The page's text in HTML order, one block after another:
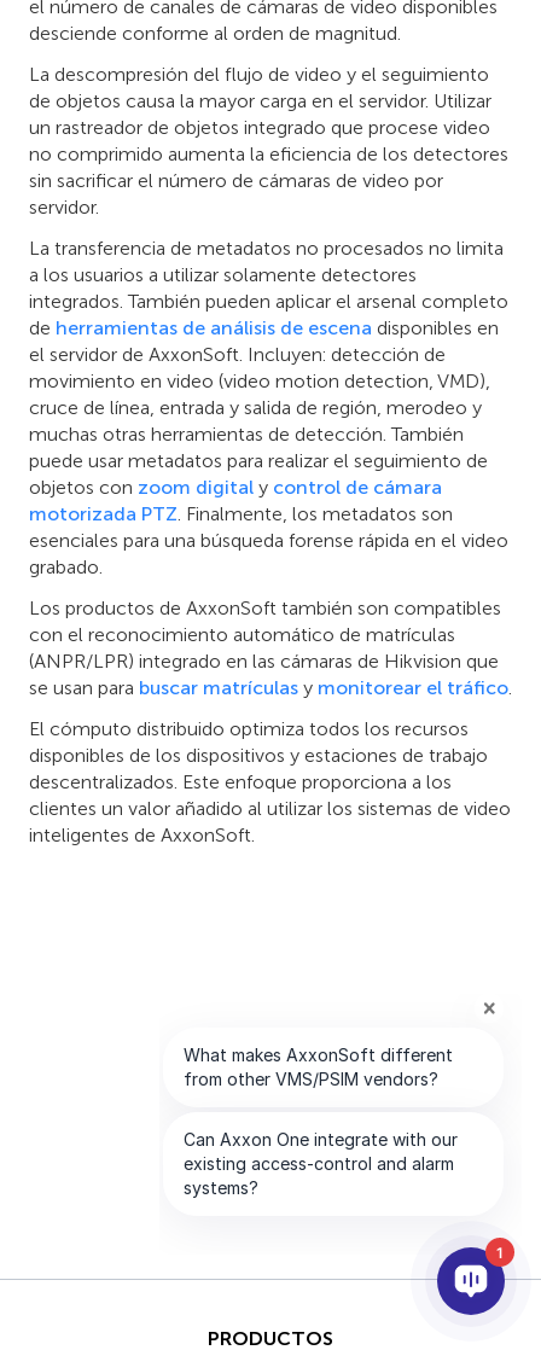
el número de canales de cámaras de video disponibles
desciende conforme al orden de magnitud.
La descompresión del flujo de video y el seguimiento
de objetos causa la mayor carga en el servidor. Utilizar
un rastreador de objetos integrado que procese video
no comprimido aumenta la eficiencia de los detectores
sin sacrificar el número de cámaras de video por
servidor.
La transferencia de metadatos no procesados no limita
a los usuarios a utilizar solamente detectores
integrados. También pueden aplicar el arsenal completo
de herramientas de análisis de escena disponibles en
el servidor de AxxonSoft. Incluyen: detección de
movimiento en video (video motion detection, VMD),
cruce de línea, entrada y salida de región, merodeo y
muchas otras herramientas de detección. También
puede usar metadatos para realizar el seguimiento de
objetos con zoom digital y control de cámara
motorizada PTZ . Finalmente, los metadatos son
esenciales para una búsqueda forense rápida en el video
grabado.
Los productos de AxxonSoft también son compatibles
con el reconocimiento automático de matrículas
(ANPR/LPR) integrado en las cámaras de Hikvision que
se usan para buscar matrículas y monitorear el tráfico
El cómputo distribuido optimiza todos los recursos
disponibles de los dispositivos y estaciones de trabajo
descentralizados. Este enfoque proporciona a los
clientes un valor añadido al utilizar los sistemas de video
inteligentes de AxxonSoft.
PRODUCTOS
1